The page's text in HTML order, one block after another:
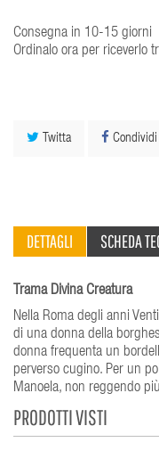
Consegna in 10-15 giorni
Ordinalo ora per
Twitta Condividi
DETTAGLI SCHEDA
Trama Divina Creatura
Nella Roma degli anni
di una donna della
donna frequenta un
perverso cugino. Per un
Manoela, non reggendo
PRODOTTI VISTI